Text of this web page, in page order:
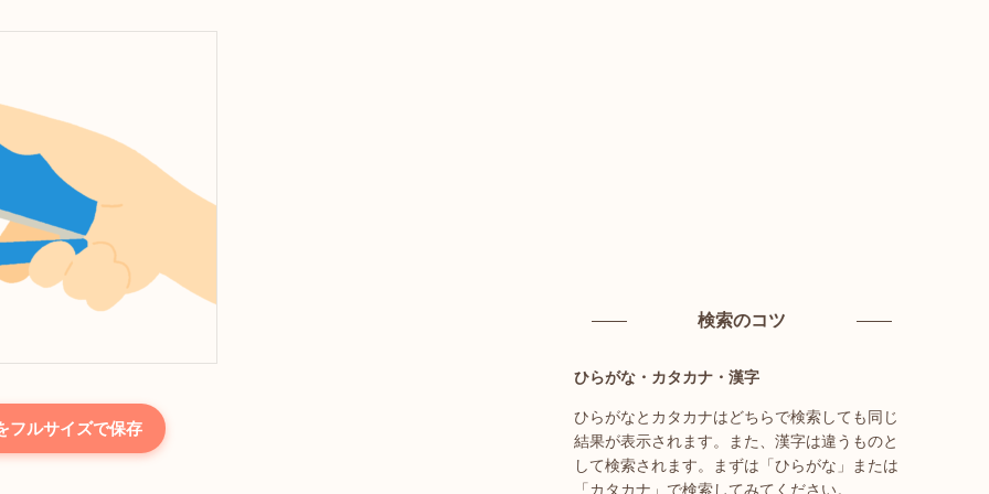
フルサイズで保存
検索のコツ
ひらがな・カタカナ・漢字
ひらがなとカタカナはどちらで検索しても同じ
結果が表示されます。また、漢字は違うものと
して検索されます。まずは「ひらがな」または
「カタカナ」で検索してみてください。